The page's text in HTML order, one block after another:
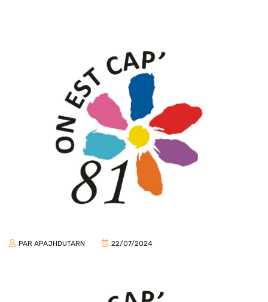
PAR APAJHDUTARN 22/07/2024